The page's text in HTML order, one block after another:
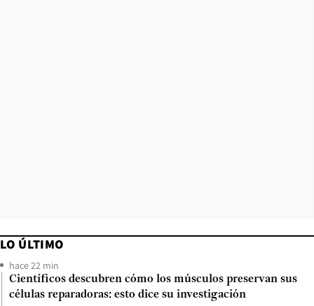
LO ÚLTIMO
hace 22 min
Científicos descubren cómo los músculos preservan sus
células reparadoras: esto dice su investigación